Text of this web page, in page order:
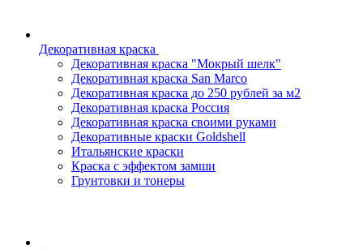
Декоративная краска
Декоративная краска "Мокрый шелк"
Декоративная краска San Marco
Декоративная краска до 250 рублей за м2
Декоративная краска Россия
Декоративная краска своими руками
Декоративные краски Goldshell
Итальянские краски
Краска с эффектом замши
Грунтовки и тонеры